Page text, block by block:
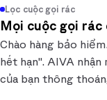
Lọc cuộc gọi rác
Mọi cuộc gọi rác
Chào hàng bảo
hết hạn". AIVA
của bạn thông